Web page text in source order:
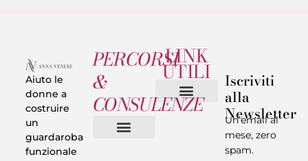
Aiuto le
donne a
costruire
un
guardaroba
funzionale
PERCORSI
&
CONSULENZE
LINK
UTILI Iscriviti
alla
Newsletter
Un’email al
mese, zero
spam.